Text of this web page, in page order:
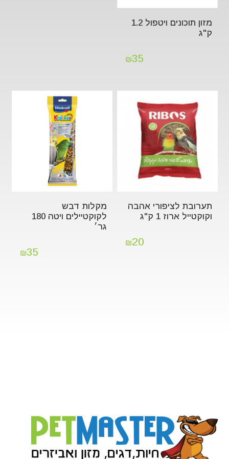
מזון תוכונים ויטפול 1.2
ק"ג
₪35
תערובת לציפורי אהבה
וקוקטייל ארוז 1 ק"ג
₪20
מקלות דבש
לקוקטיילים ויטה 180
גר׳
₪35